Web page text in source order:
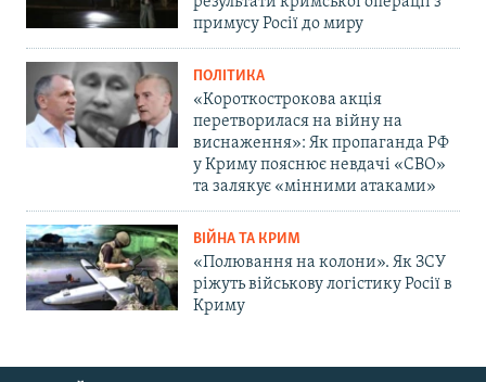
примусу Росії до миру
ПОЛІТИКА
«Короткострокова акція
перетворилася на війну на
виснаження»: Як пропаганда РФ
у Криму пояснює невдачі «СВО»
та залякує «мінними атаками»
ВІЙНА ТА КРИМ
«Полювання на колони». Як ЗСУ
ріжуть військову логістику Росії в
Криму